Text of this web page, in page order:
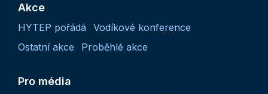
Akce
HYTEP pořádá
Vodíkové konference
Ostatní akce
Proběhlé akce
Pro média